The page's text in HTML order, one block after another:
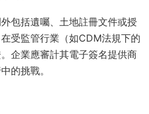
包括遺囑、土地註冊文件或授
受監管行業（如CDM法規下的
企業應審計其電子簽名提供商
的挑戰。